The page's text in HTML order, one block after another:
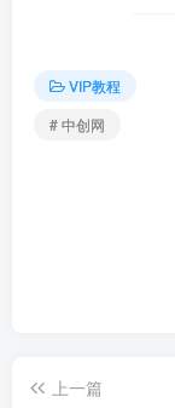
VIP教程
# 中创网
上一篇